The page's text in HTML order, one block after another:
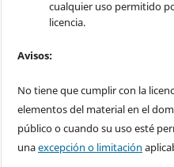
cualquier uso permitido
licencia.
Avisos:
No tiene que cumplir con la
elementos del material en el
público o cuando su uso esté
unaexcepción o limitación